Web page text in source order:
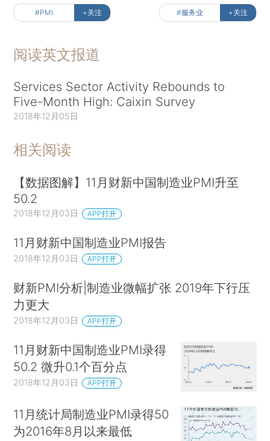
#PMI +关注 #服务业 +关注
阅读英文报道
Services Sector Activity Rebounds to
Five-Month High: Caixin Survey
2018年12月05日
相关阅读
【数据图解】11月财新中国制造业PMI升至
50.2
2018年12月03日 APP打开
11月财新中国制造业PMI报告
2018年12月03日 APP打开
财新PMI分析|制造业微幅扩张 2019年下行压
力更大
2018年12月03日 APP打开
11月财新中国制造业PMI录得
50.2 微升0.1个百分点
2018年12月03日 APP打开
11月统计局制造业PMI录得50
为2016年8月以来最低